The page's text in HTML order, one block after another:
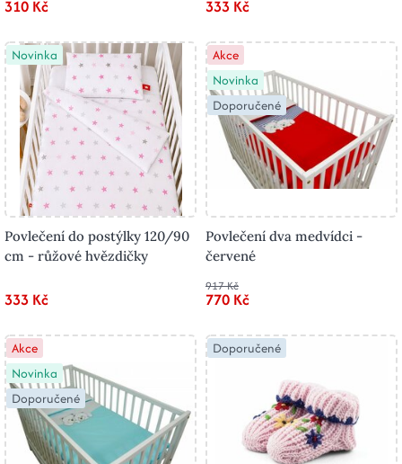
310 Kč 333 Kč
Novinka
Povlečení do postýlky 120/90
cm - růžové hvězdičky
333 Kč
Akce
Novinka
Doporučené
Povlečení dva medvídci -
červené
917 Kč
770 Kč
Akce
Novinka
Doporučené
Doporučené